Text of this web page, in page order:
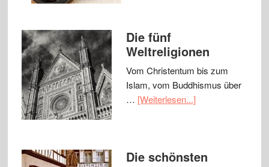
Die fünf
Weltreligionen
Vom Christentum bis zum
Islam, vom Buddhismus über
… [Weiterlesen...]
Die schönsten